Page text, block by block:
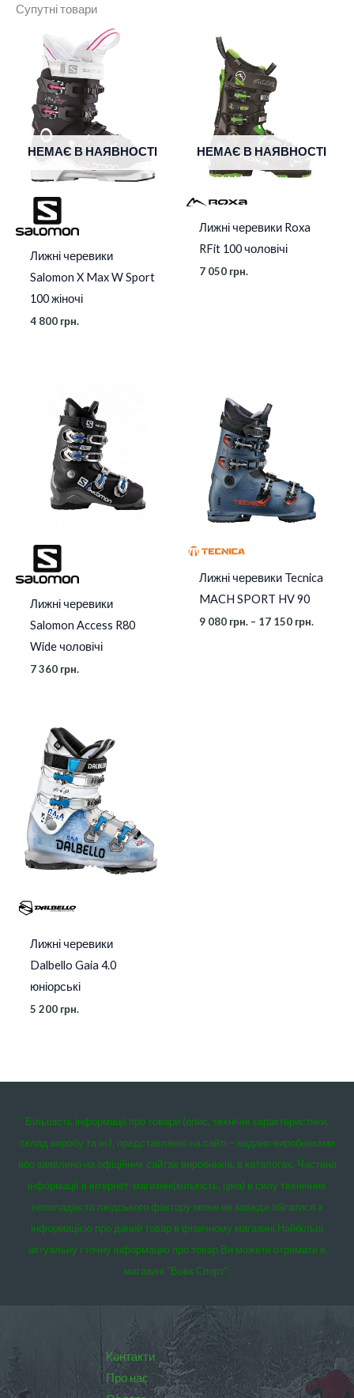
Колір
Ширина
Розмір 25.5,26.5
Супутні товари
НЕМАЄ В НАЯВНОСТІ
Лижні черевики
Salomon X Max W Sport
100 жіночі
4 800 грн.
НЕМАЄ В НАЯВНОСТІ
Лижні черевики Roxa
RFit 100 чоловічі
7 050 грн.
Лижні черевики
Salomon Access R80
Wide чоловічі
7 360 грн.
Лижні черевики Tecnica
MACH SPORT HV 90
9 080 грн. – 17 150 грн.
Лижні черевики
Dalbello Gaia 4.0
юніорські
5 200 грн.
Більшість інформації про товари (опис, технічні характеристики,
склад виробу та ін.), представленої на сайті – надано виробниками
або заявлено на офіційних сайтах виробників, в каталогах. Частина
інформації в інтернет-магазині(кількість, ціна) в силу технічних
неполадок та людського фактору може не завжди збігатися з
інформацією про даний товар в фізичному магазині.Найбільш
актуальну і точну інформацію про товар Ви можете отримати в
магазині “Вовк Спорт”:
Контакти
Про нас